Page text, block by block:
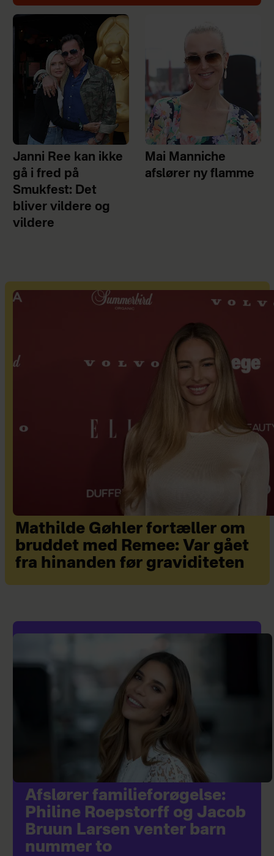
Janni Ree kan ikke
gå i fred på
Smukfest: Det
bliver vildere og
vildere
Mai Manniche
afslører ny flamme
Mathilde Gøhler fortæller om
bruddet med Remee: Var gået
fra hinanden før graviditeten
Afslører familieforøgelse:
Philine Roepstorff og Jacob
Bruun Larsen venter barn
nummer to